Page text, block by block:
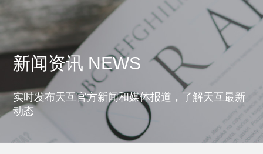
新闻资讯 NEWS
实时发布天互官方新闻和媒体报道，了解天互最新
动态